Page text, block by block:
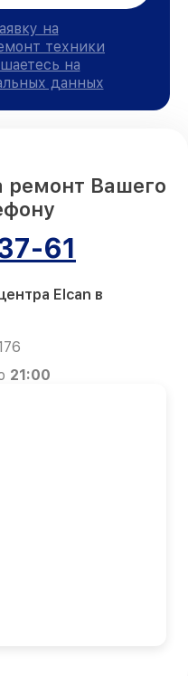
на
техники
на
данных
ремонт Вашего
61
Elcan в
21:00